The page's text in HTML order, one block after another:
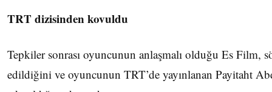
TRT dizisinden kovuldu
Tepkiler sonrası oyuncunun anlaşmalı olduğu Es Film,
edildiğini ve oyuncunun TRT’de yayınlanan Payitaht